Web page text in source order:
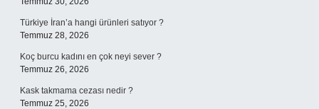
Türkiye İran’a hangi ürünleri satıyor ?
Temmuz 28, 2026
Koç burcu kadını en çok neyi sever ?
Temmuz 26, 2026
Kask takmama cezası nedir ?
Temmuz 25, 2026